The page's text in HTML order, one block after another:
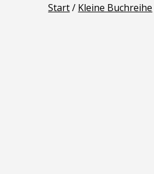
Start/ Kleine Buchreihe